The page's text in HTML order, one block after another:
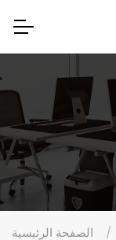
الصفحة الرئيسية